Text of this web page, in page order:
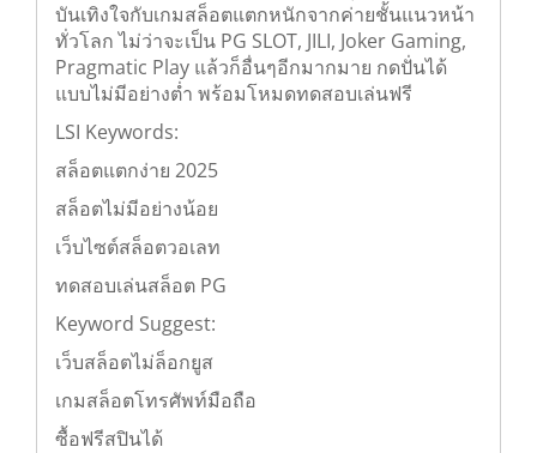
m4new สล็อตเว็บไซต์ตรง แตกง่ายทุกค่าย
บันเทิงใจกับเกมสล็อตแตกหนักจากค่ายชั้นแนวหน้า
ทั่วโลก ไม่ว่าจะเป็น PG SLOT, JILI, Joker Gaming,
Pragmatic Play แล้วก็อื่นๆอีกมากมาย กดปั่นได้
แบบไม่มีอย่างต่ำ พร้อมโหมดทดสอบเล่นฟรี
LSI Keywords:
สล็อตแตกง่าย 2025
สล็อตไม่มีอย่างน้อย
เว็บไซต์สล็อตวอเลท
ทดสอบเล่นสล็อต PG
Keyword Suggest:
เว็บสล็อตไม่ล็อกยูส
เกมสล็อตโทรศัพท์มือถือ